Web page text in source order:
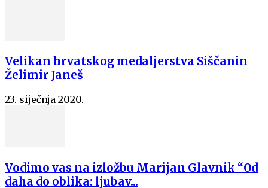
Velikan hrvatskog medaljerstva Siščanin
Želimir Janeš
23. siječnja 2020.
Vodimo vas na izložbu Marijan Glavnik “Od
daha do oblika: ljubav...